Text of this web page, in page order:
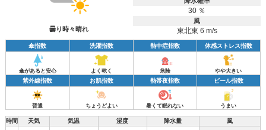
曇り時々晴れ
30 ％
風
東北東 6 m/s
傘指数 洗濯指数 熱中症指数 体感ストレス指数
傘があると安心 よく乾く 危険 やや大きい
紫外線指数 お肌指数 熱帯夜指数 ビール指数
普通 ちょうどよい 暑くて眠れない うまい
時間 天気 気温 湿度 降水量 風